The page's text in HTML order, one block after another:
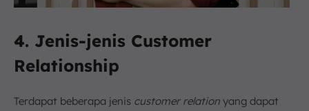
4. Jenis-jenis Customer
Relationship
Terdapat beberapa jenis customer relation yang dapat